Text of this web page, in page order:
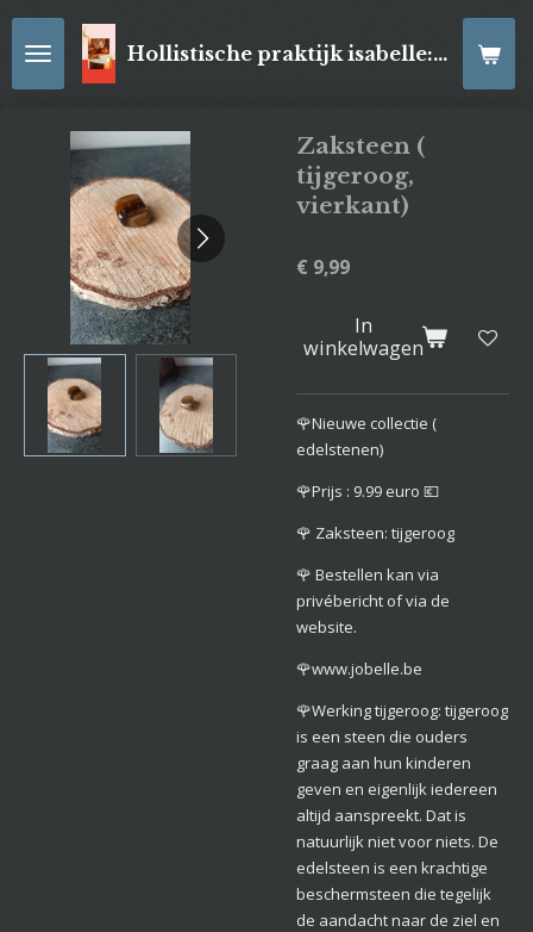
Ga
direct
hoofdinhoud
Hollistische praktijk isabelle: online Kaartleggingen/ Reiki-behandelingen, Relaxatiemassage's , self- made juwelen, spirituele artikelen
Zaksteen (
tijgeroog,
vierkant)
€ 9,99
In
winkelwagen
🌹Nieuwe collectie (
edelstenen)
🌹Prijs : 9.99 euro 💶
🌹 Zaksteen: tijgeroog
🌹 Bestellen kan via
privébericht of via de
website.
🌹www.jobelle.be
🌹Werking tijgeroog: tijgeroog
is een steen die ouders
graag aan hun kinderen
geven en eigenlijk iedereen
altijd aanspreekt. Dat is
natuurlijk niet voor niets. De
edelsteen is een krachtige
beschermsteen die tegelijk
de aandacht naar de ziel en